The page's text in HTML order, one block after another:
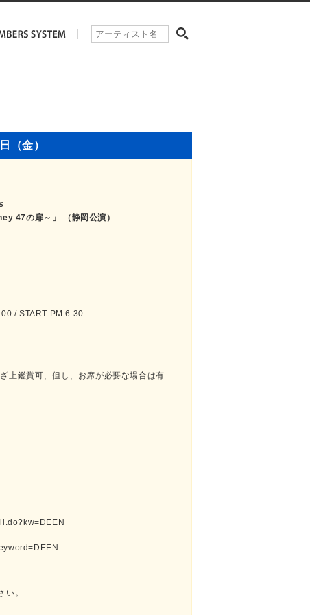
（金）
47の扉～」 （静岡公演）
/ START PM 6:30
上鑑賞可、但し、お席が必要な場合は有
い。